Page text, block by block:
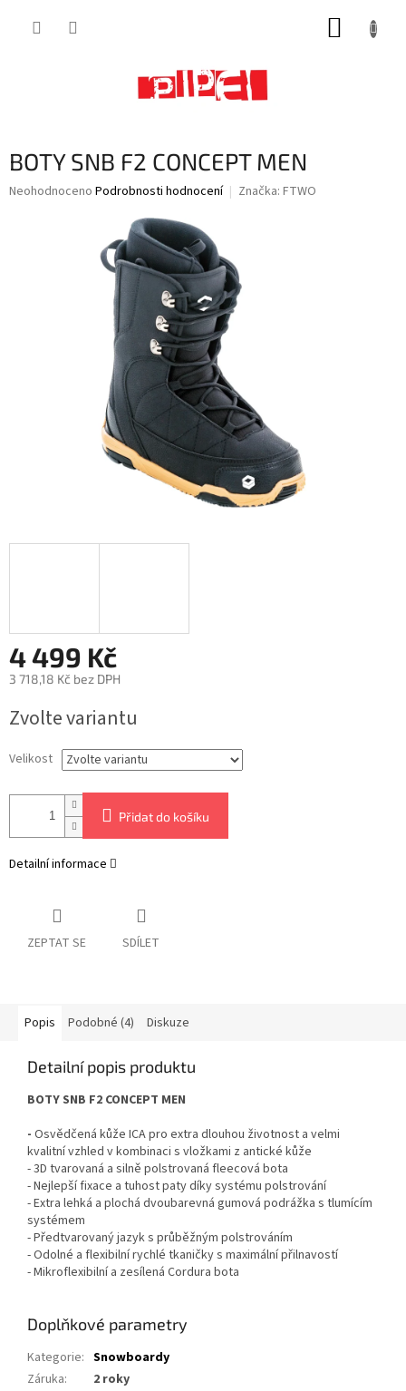
BOTY SNB F2 CONCEPT MEN
Průměrné
Neohodnoceno Podrobnosti hodnocení Značka: FTWO
4 499 Kč
3 718,18 Kč bez DPH
cena:
Zvolte variantu
Velikost
Přidat do košíku
Detailní informace
ZEPTAT SE SDÍLET
Popis Podobné (4) Diskuze
Detailní popis produktu
BOTY SNB F2 CONCEPT MEN
- Osvědčená kůže ICA pro extra dlouhou životnost a velmi
kvalitní vzhled v kombinaci s vložkami z antické kůže
- 3D tvarovaná a silně polstrovaná fleecová bota
- Nejlepší fixace a tuhost paty díky systému polstrování
- Extra lehká a plochá dvoubarevná gumová podrážka s tlumícím
systémem
- Předtvarovaný jazyk s průběžným polstrováním
- Odolné a flexibilní rychlé tkaničky s maximální přilnavostí
- Mikroflexibilní a zesílená Cordura bota
Doplňkové parametry
Kategorie: Snowboardy
Záruka:
2 roky